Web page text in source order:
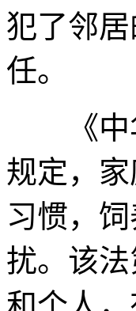
犯了邻
任。
《中华
规定，
习惯，
扰。该